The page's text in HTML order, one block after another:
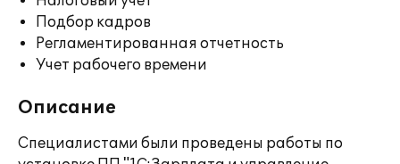
Подбор кадров
Регламентированная отчетность
Учет рабочего времени
Описание
Специалистами были проведены работы по